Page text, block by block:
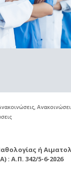
,
ή
: Α.Π. 342/5-6-2026